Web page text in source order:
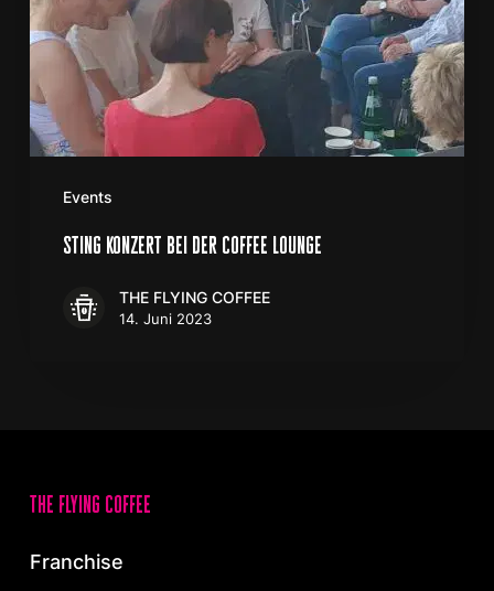
Events
sting konzert bei der coffee lounge
THE FLYING COFFEE
14. Juni 2023
the flying coffee
Franchise